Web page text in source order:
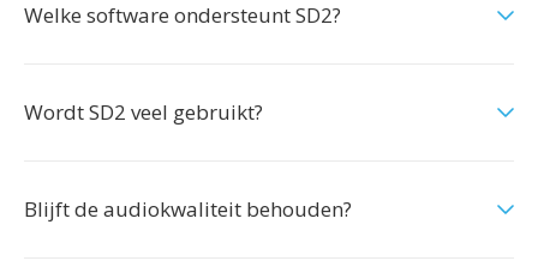
Welke software ondersteunt SD2?
Wordt SD2 veel gebruikt?
Blijft de audiokwaliteit behouden?